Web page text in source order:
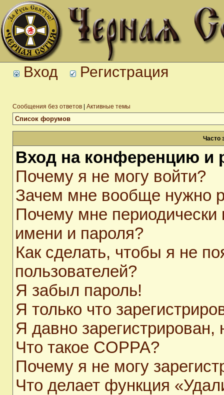
Вход Регистрация
Сообщения без ответов Активные темы
Список форумов
Часто
Вход на конференцию и
Почему я не могу войти?
Зачем мне вообще нужно
Почему мне периодически
имени и пароля?
Как сделать, чтобы я не
пользователей?
Я забыл пароль!
Я только что
Я давно
Что такое COPPA?
Почему я не могу
Что делает функция